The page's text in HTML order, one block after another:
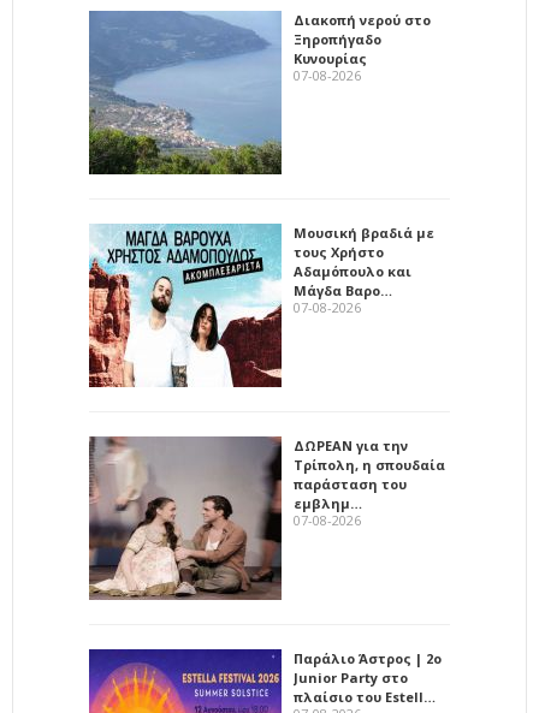
Διακοπή νερού στο
Ξηροπήγαδο
Κυνουρίας
07-08-2026
Μουσική βραδιά με
τους Χρήστο
Αδαμόπουλο και
Μάγδα Βαρο…
07-08-2026
ΔΩΡΕΑΝ για την
Τρίπολη, η σπουδαία
παράσταση του
εμβλημ…
07-08-2026
Παράλιο Άστρος | 2ο
Junior Party στο
πλαίσιο του Estell…